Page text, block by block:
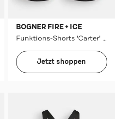
BOGNER FIRE + ICE
Funktions-Shorts 'Carter' schwarz
Jetzt shoppen